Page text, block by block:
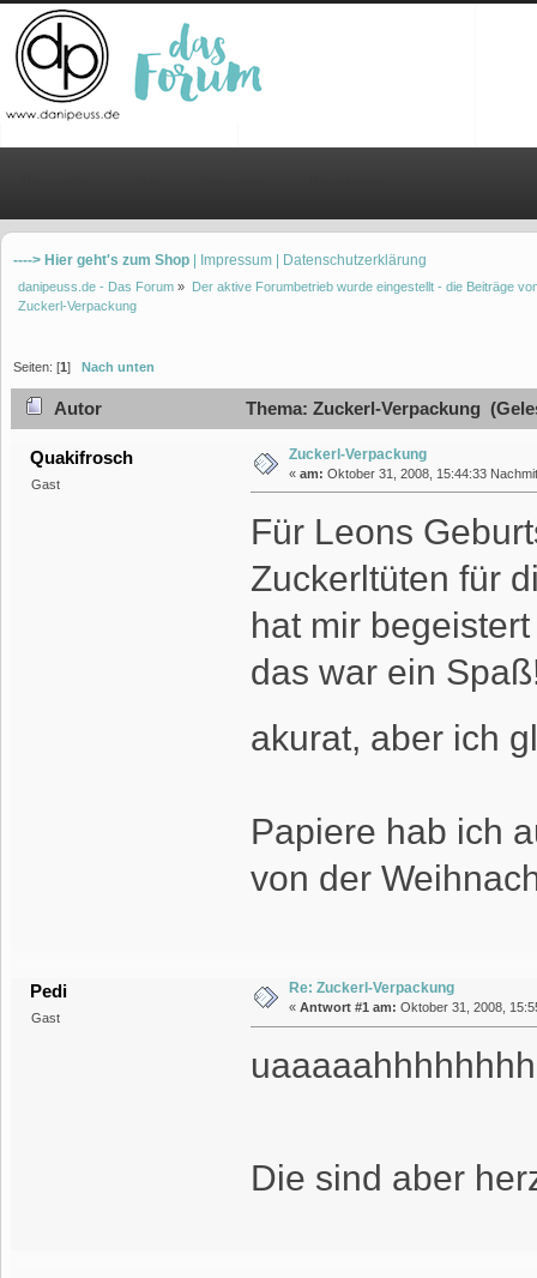
----> Hier geht's zum Shop | Impressum | Datenschutzerklärung
danipeuss.de - Das Forum » Der aktive Forumbetrieb wurde eingestellt - die Beiträge
Zuckerl-Verpackung
Seiten: [1] Nach unten
Autor Thema: Zuckerl-Verpackung
Quakifrosch
Gast
Zuckerl-Verpackung
« am: Oktober 31, 2008, 15:44:33
Für Leons
Zuckerltüten für
hat mir
das war ein
akurat, aber ich
Papiere hab ich
von der
Pedi
Gast
Re: Zuckerl-Verpackung
« Antwort #1 am: Oktober 31, 2008,
Die sind aber